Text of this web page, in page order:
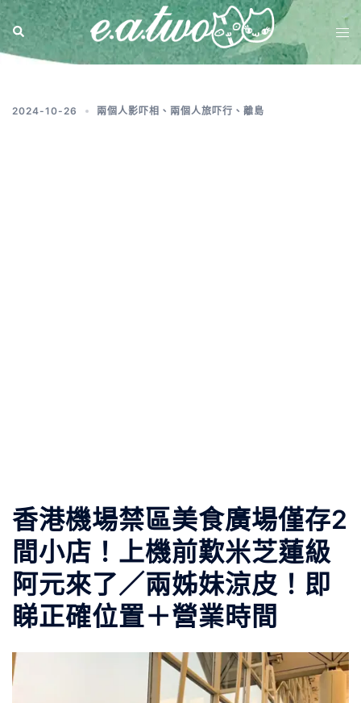
2024-10-26 兩個人影吓相 、 兩個人旅吓行 、 離島
香港機場禁區美食廣場僅存2
間小店！上機前歎米芝蓮級
阿元來了／兩姊妹涼皮！即
睇正確位置＋營業時間